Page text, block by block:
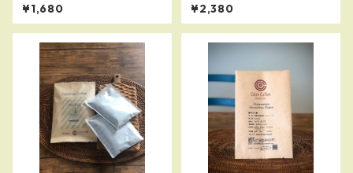
2 Mild 200g（珊瑚の山ブレ
ンド）
¥1,680
＆スイート ブレンド 300
ｇ 【アイスコーヒーにも】
¥2,380